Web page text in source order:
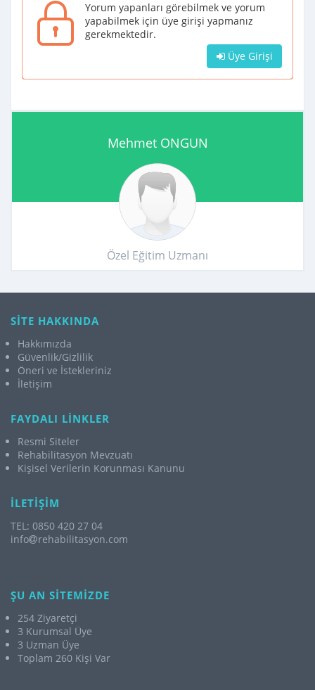
Yorum yapanları görebilmek ve yorum
yapabilmek için üye girişi yapmanız
gerekmektedir.
Üye Girişi
Mehmet ONGUN
Özel Eğitim Uzmanı
SİTE HAKKINDA
Hakkımızda
Güvenlik/Gizlilik
Öneri ve İstekleriniz
İletişim
FAYDALI LİNKLER
Resmi Siteler
Rehabilitasyon Mevzuatı
Kişisel Verilerin Korunması Kanunu
İLETİŞİM
TEL: 0850 420 27 04
info
rehabilitasyon.com
ŞU AN SİTEMİZDE
254 Ziyaretçi
3 Kurumsal Üye
3 Uzman Üye
Toplam 260 Kişi Var